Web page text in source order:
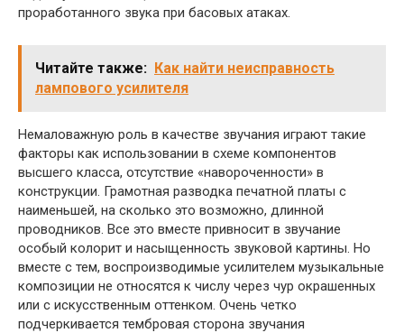
проработанного звука при басовых атаках.
Читайте также: Как найти неисправность
лампового усилителя
Немаловажную роль в качестве звучания играют такие
факторы как использовании в схеме компонентов
высшего класса, отсутствие «навороченности» в
конструкции. Грамотная разводка печатной платы с
наименьшей, на сколько это возможно, длинной
проводников. Все это вместе привносит в звучание
особый колорит и насыщенность звуковой картины. Но
вместе с тем, воспроизводимые усилителем музыкальные
композиции не относятся к числу через чур окрашенных
или с искусственным оттенком. Очень четко
подчеркивается тембровая сторона звучания